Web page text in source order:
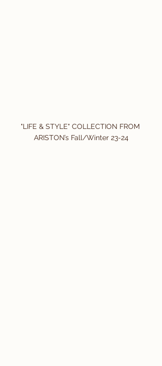
"LIFE & STYLE" COLLECTION FROM
ARISTON’s Fall/Winter 23-24